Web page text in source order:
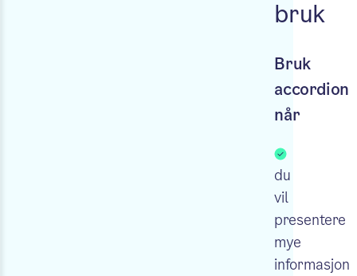
bruk
Bruk
accordion
når
du
vil
presentere
mye
informasjon